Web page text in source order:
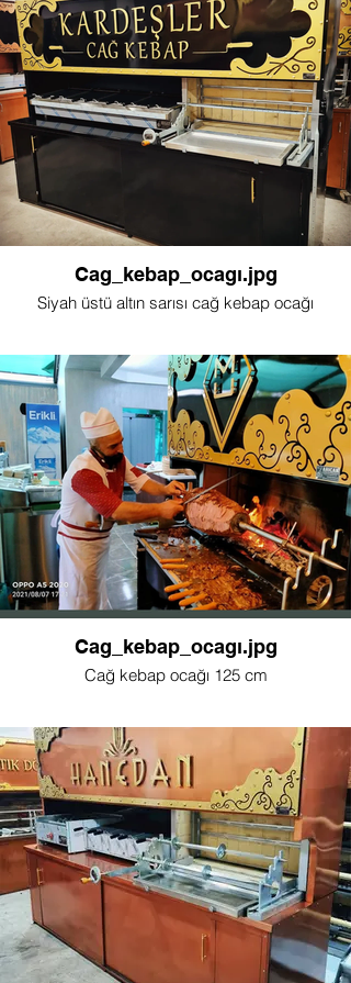
Cag_kebap_ocagı.jpg
Siyah üstü altın sarısı cağ kebap ocağı
Cag_kebap_ocagı.jpg
Cağ kebap ocağı 125 cm